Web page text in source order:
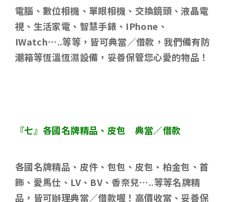
電腦、數位相機、單眼相機、交換鏡頭、液晶電
視、生活家電、智慧手錶、 IPhone 、
IWatch…..等等，皆可典當／借款，我們備有防
潮箱等恆溫恆濕設備，妥善保管您心愛的物品！
『七』各國名牌精品、皮包 典當／借款
各國名牌精品、皮件、包包、皮包、柏金包、首
飾、愛馬仕、 LV、 BV 、香奈兒…..等等名牌精
品，皆可辦理典當／借款喔！高價收當、妥善保